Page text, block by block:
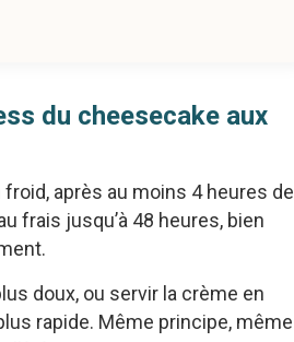
du cheesecake aux
après au moins 4 heures de
frais jusqu’à 48 heures, bien
doux, ou servir la crème en
rapide. Même principe, même